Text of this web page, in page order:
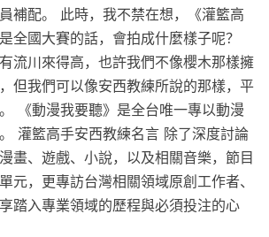
補配。 此時，我不禁在想，《灌籃高
全國大賽的話，會拍成什麼樣子呢？
流川來得高，也許我們不像櫻木那樣擁
但我們可以像安西教練所說的那樣，平
《動漫我要聽》是全台唯一專以動漫
灌籃高手安西教練名言 除了深度討論
畫、遊戲、小說，以及相關音樂，節目
元，更專訪台灣相關領域原創工作者、
踏入專業領域的歷程與必須投注的心